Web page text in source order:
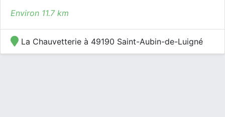
Environ 11.7 km
La Chauvetterie à 49190 Saint-Aubin-de-Luigné